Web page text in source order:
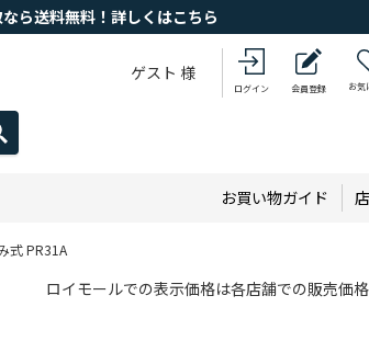
ら送料無料！詳しくはこちら
ゲスト 様
ログイン 会員登録 お気
お買い物ガイド
式 PR31A
ロイモールでの表示価格は各店舗での販売価